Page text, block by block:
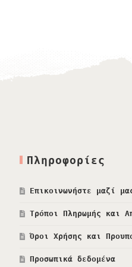
Πληροφορίες
Επικοινωνήστε μαζί
Τρόποι Πληρωμής και
Όροι Χρήσης και
Προσωπικά δεδομένα